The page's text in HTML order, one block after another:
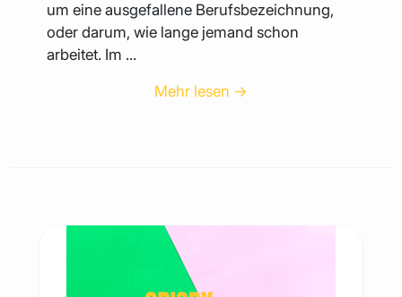
um eine ausgefallene Berufsbezeichnung,
oder darum, wie lange jemand schon
arbeitet. Im ...
Mehr lesen →